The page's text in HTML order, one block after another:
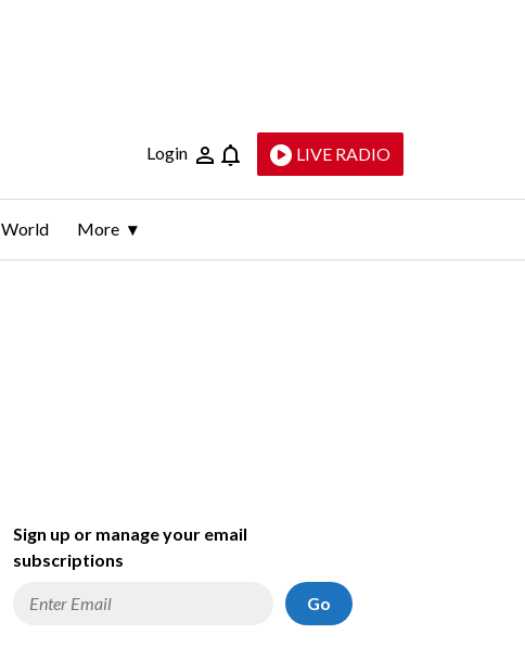
Login LIVE RADIO
World More
Sign up or manage your email
subscriptions
Go